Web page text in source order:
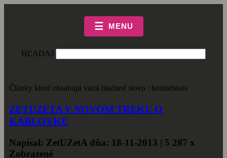
☰ MENU
HĽADAJ
Články ktoré obsahujú vami hladané slovo : homiebeats
ZETUZETA V NOVOM TREKU O
KARLOVKE
Napísal: ZetUZetA dňa: 18-11-2013 | 5 287 x
Zobrazené